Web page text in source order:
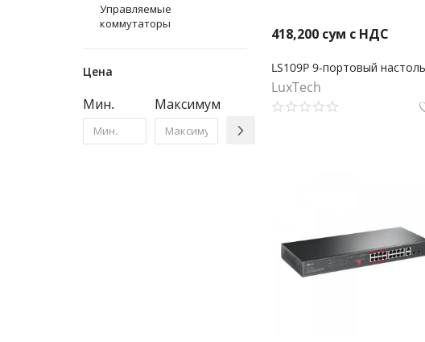
Управляемые
коммутаторы
Цена
Мин. Максимум
418,200 сум с НДС
LuxTech